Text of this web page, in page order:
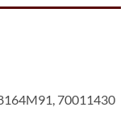
70011430